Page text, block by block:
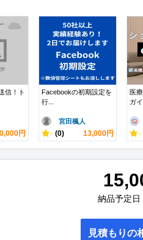
信！ト
円
Facebookの初期設定を
行...
宮田楓人
- (0) 13,000円
医
ガ
-
納品予定日
見積もりの